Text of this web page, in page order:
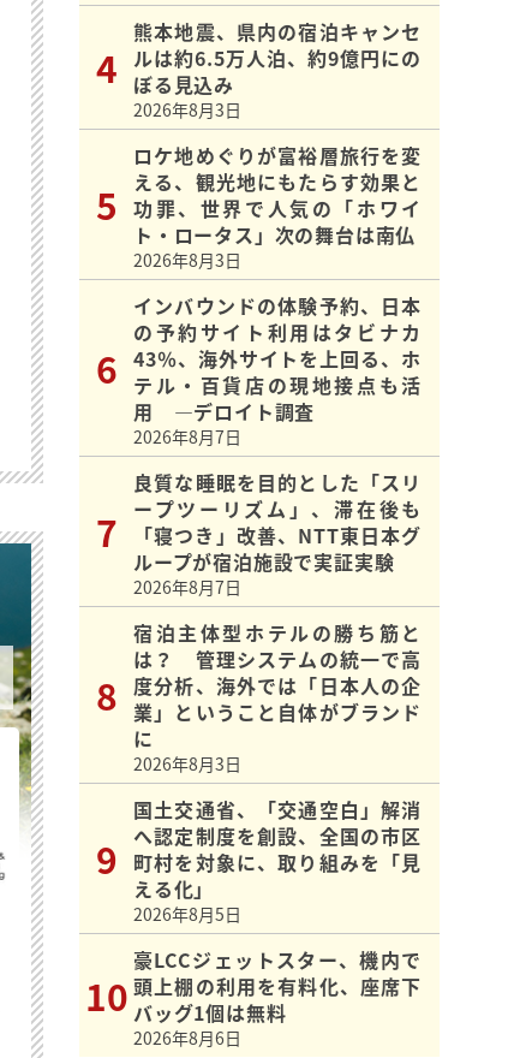
熊本地震、県内の宿泊キャンセ
ルは約6.5万人泊、約9億円にの
ぼる見込み
2026年8月3日
ロケ地めぐりが富裕層旅行を変
える、観光地にもたらす効果と
功罪、世界で人気の「ホワイ
ト・ロータス」次の舞台は南仏
2026年8月3日
インバウンドの体験予約、日本
の予約サイト利用はタビナカ
43％、海外サイトを上回る、ホ
テル・百貨店の現地接点も活
用 ―デロイト調査
2026年8月7日
良質な睡眠を目的とした「スリ
ープツーリズム」、滞在後も
「寝つき」改善、NTT東日本グ
ループが宿泊施設で実証実験
2026年8月7日
宿泊主体型ホテルの勝ち筋と
は？ 管理システムの統一で高
度分析、海外では「日本人の企
業」ということ自体がブランド
に
2026年8月3日
国土交通省、「交通空白」解消
へ認定制度を創設、全国の市区
町村を対象に、取り組みを「見
える化」
2026年8月5日
豪LCCジェットスター、機内で
頭上棚の利用を有料化、座席下
バッグ1個は無料
2026年8月6日